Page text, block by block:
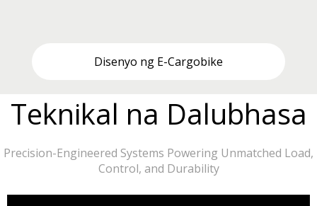
Disenyo ng E-Cargobike
Teknikal na Dalubhasa
Precision-Engineered Systems Powering Unmatched Load,
Control, and Durability​​​​​​​